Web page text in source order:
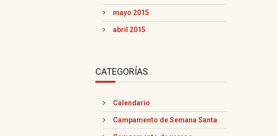
mayo 2015
abril 2015
CATEGORÍAS
Calendario
Campamento de Semana Santa